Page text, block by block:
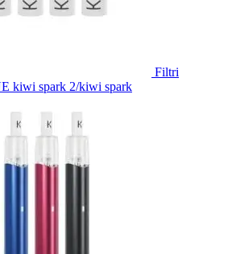
Filtri
kiwi spark 2/kiwi spark